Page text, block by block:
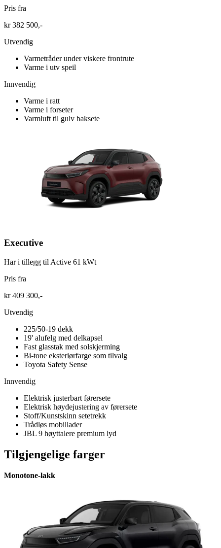
Pris fra
kr 382 500,-
Utvendig
Varmetråder under viskere frontrute
Varme i utv speil
Innvendig
Varme i ratt
Varme i forseter
Varmluft til gulv baksete
Executive
Har i tillegg til Active 61 kWt
Pris fra
kr 409 300,-
Utvendig
225/50-19 dekk
19' alufelg med delkapsel
Fast glasstak med solskjerming
Bi-tone eksteriørfarge som tilvalg
Toyota Safety Sense
Innvendig
Elektrisk justerbart førersete
Elektrisk høydejustering av førersete
Stoff/Kunstskinn setetrekk
Trådløs mobillader
JBL 9 høyttalere premium lyd
Tilgjengelige farger
Monotone-lakk